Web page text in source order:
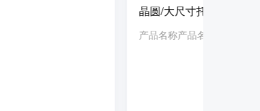
晶圆/大尺寸托盘
产品名称产品名称产品